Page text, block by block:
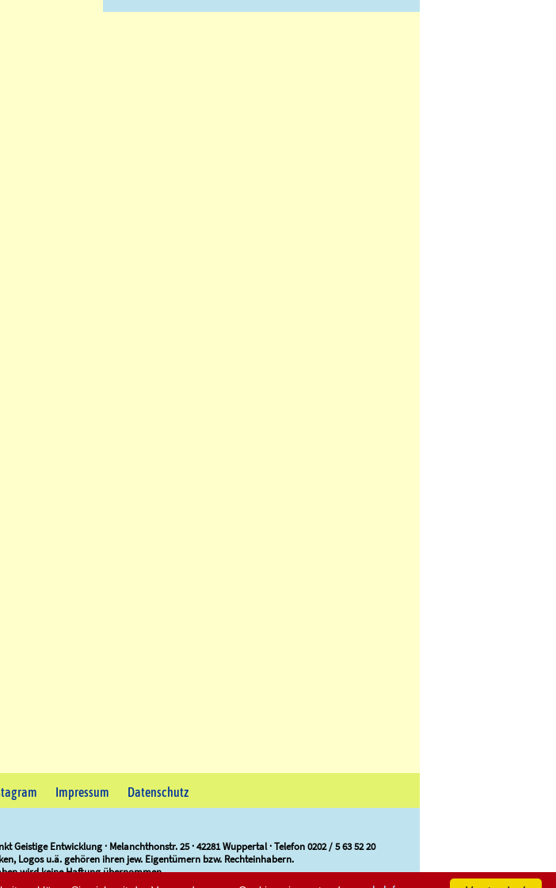
Impressum Datenschutz
Entwicklung · Melanchthonstr. 25 · 42281 Wuppertal · Telefon 0202 / 5 63 52 20
Logos u.ä. gehören ihren jew. Eigentümern bzw. Rechteinhabern.
wird keine Haftung übernommen.